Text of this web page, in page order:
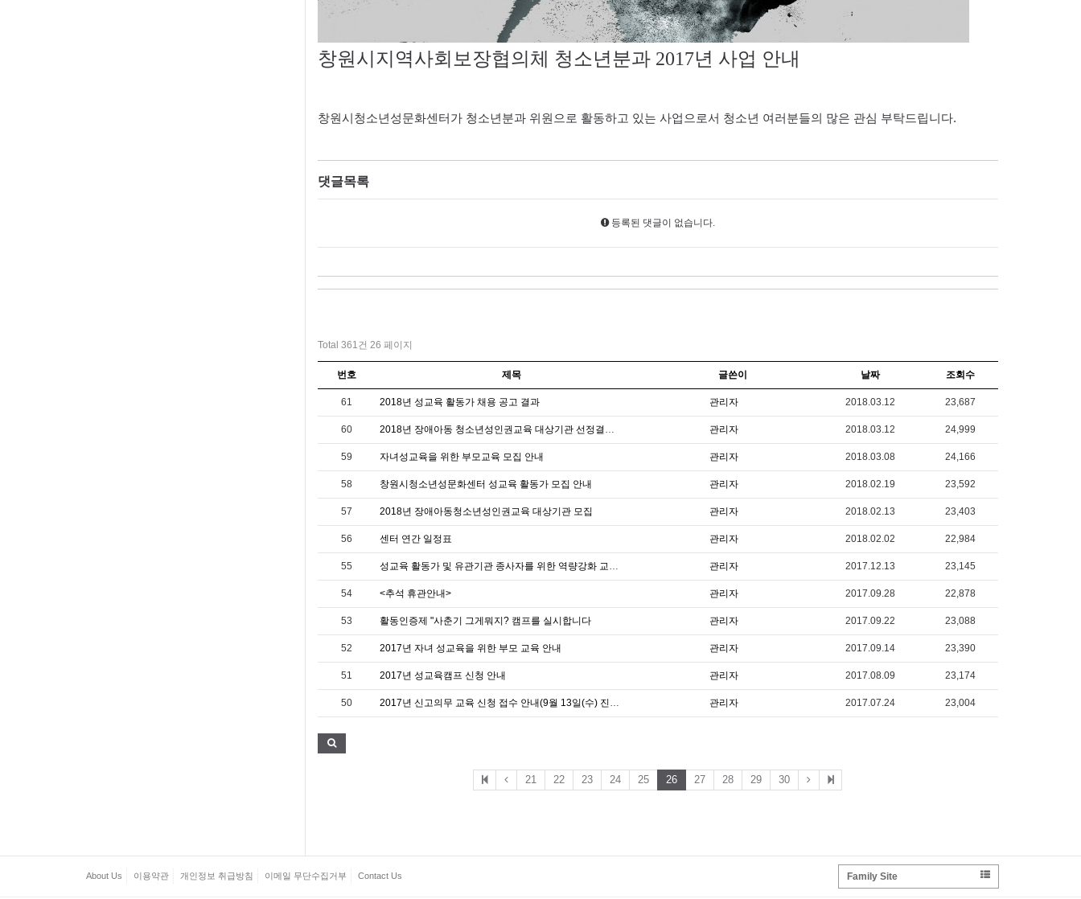
창원시지역사회보장협의체 청소년분과 2017년 사업 안내
창원시청소년성문화센터가 청소년분과 위원으로 활동하고 있는 사업으로서 청소년 여러분들의 많은 관심 부탁드립니다.
댓글목록
등록된 댓글이 없습니다.
Total 361건 26 페이지
번호 제목 글쓴이 날짜 조회수
61 2018년 성교육 활동가 채용 공고 결과 관리자 2018.03.12 23,687
60 2018년 장애아동 청소년성인권교육 대상기관 선정결과 발표 관리자 2018.03.12 24,999
59 자녀성교육을 위한 부모교육 모집 안내 관리자 2018.03.08 24,166
58 창원시청소년성문화센터 성교육 활동가 모집 안내 관리자 2018.02.19 23,592
57 2018년 장애아동청소년성인권교육 대상기관 모집 관리자 2018.02.13 23,403
56 센터 연간 일정표 관리자 2018.02.02 22,984
55 성교육 활동가 및 유관기관 종사자를 위한 역량강화 교육 특강 안내 관리자 2017.12.13 23,145
54 <추석 휴관안내> 관리자 2017.09.28 22,878
53 활동인증제 "사춘기 그게뭐지? 캠프를 실시합니다 관리자 2017.09.22 23,088
52 2017년 자녀 성교육을 위한 부모 교육 안내 관리자 2017.09.14 23,390
51 2017년 성교육캠프 신청 안내 관리자 2017.08.09 23,174
50 2017년 신고의무 교육 신청 접수 안내(9월 13일(수) 진행 교육) 관리자 2017.07.24 23,004
21 22 23 24 25 26 27 28 29 30
About Us 이용약관 개인정보 취급방침 이메일 무단수집거부 Contact Us Family Site